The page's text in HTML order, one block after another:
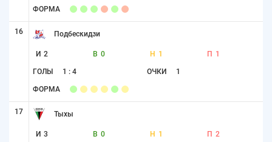
ФОРМА
16 Подбескидзи
И 2 В 0 Н 1 П 1
ГОЛЫ 1 : 4 ОЧКИ 1
ФОРМА
17 Тыхы
И 3 В 0 Н 1 П 2